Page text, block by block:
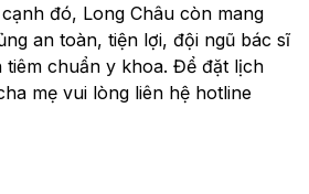
đó, Long Châu còn mang
an toàn, tiện lợi, đội ngũ bác sĩ
chuẩn y khoa. Để đặt lịch
mẹ vui lòng liên hệ hotline